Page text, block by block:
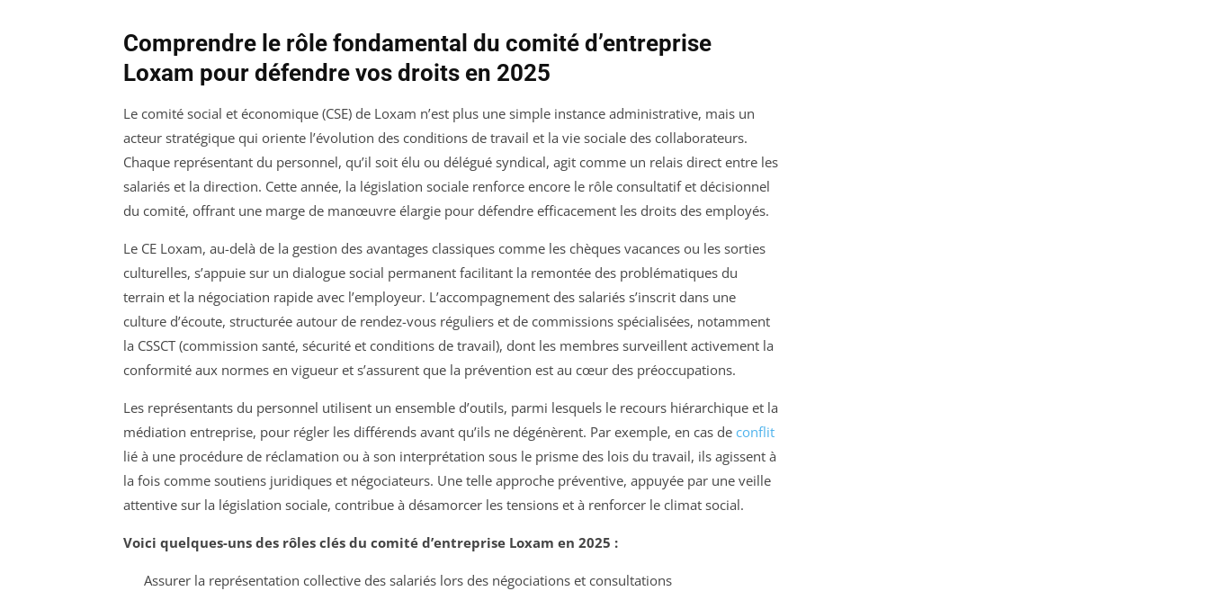
Comprendre le rôle fondamental du comité d’entreprise
Loxam pour défendre vos droits en 2025
Le comité social et économique (CSE) de Loxam n’est plus une simple instance administrative, mais un
acteur stratégique qui oriente l’évolution des conditions de travail et la vie sociale des collaborateurs.
Chaque représentant du personnel, qu’il soit élu ou délégué syndical, agit comme un relais direct entre les
salariés et la direction. Cette année, la législation sociale renforce encore le rôle consultatif et décisionnel
du comité, offrant une marge de manœuvre élargie pour défendre efficacement les droits des employés.
Le CE Loxam, au-delà de la gestion des avantages classiques comme les chèques vacances ou les sorties
culturelles, s’appuie sur un dialogue social permanent facilitant la remontée des problématiques du
terrain et la négociation rapide avec l’employeur. L’accompagnement des salariés s’inscrit dans une
culture d’écoute, structurée autour de rendez-vous réguliers et de commissions spécialisées, notamment
la CSSCT (commission santé, sécurité et conditions de travail), dont les membres surveillent activement la
conformité aux normes en vigueur et s’assurent que la prévention est au cœur des préoccupations.
Les représentants du personnel utilisent un ensemble d’outils, parmi lesquels le recours hiérarchique et la
médiation entreprise, pour régler les différends avant qu’ils ne dégénèrent. Par exemple, en cas de conflit
lié à une procédure de réclamation ou à son interprétation sous le prisme des lois du travail, ils agissent à
la fois comme soutiens juridiques et négociateurs. Une telle approche préventive, appuyée par une veille
attentive sur la législation sociale, contribue à désamorcer les tensions et à renforcer le climat social.
Voici quelques-uns des rôles clés du comité d’entreprise Loxam en 2025 :
Assurer la représentation collective des salariés lors des négociations et consultations